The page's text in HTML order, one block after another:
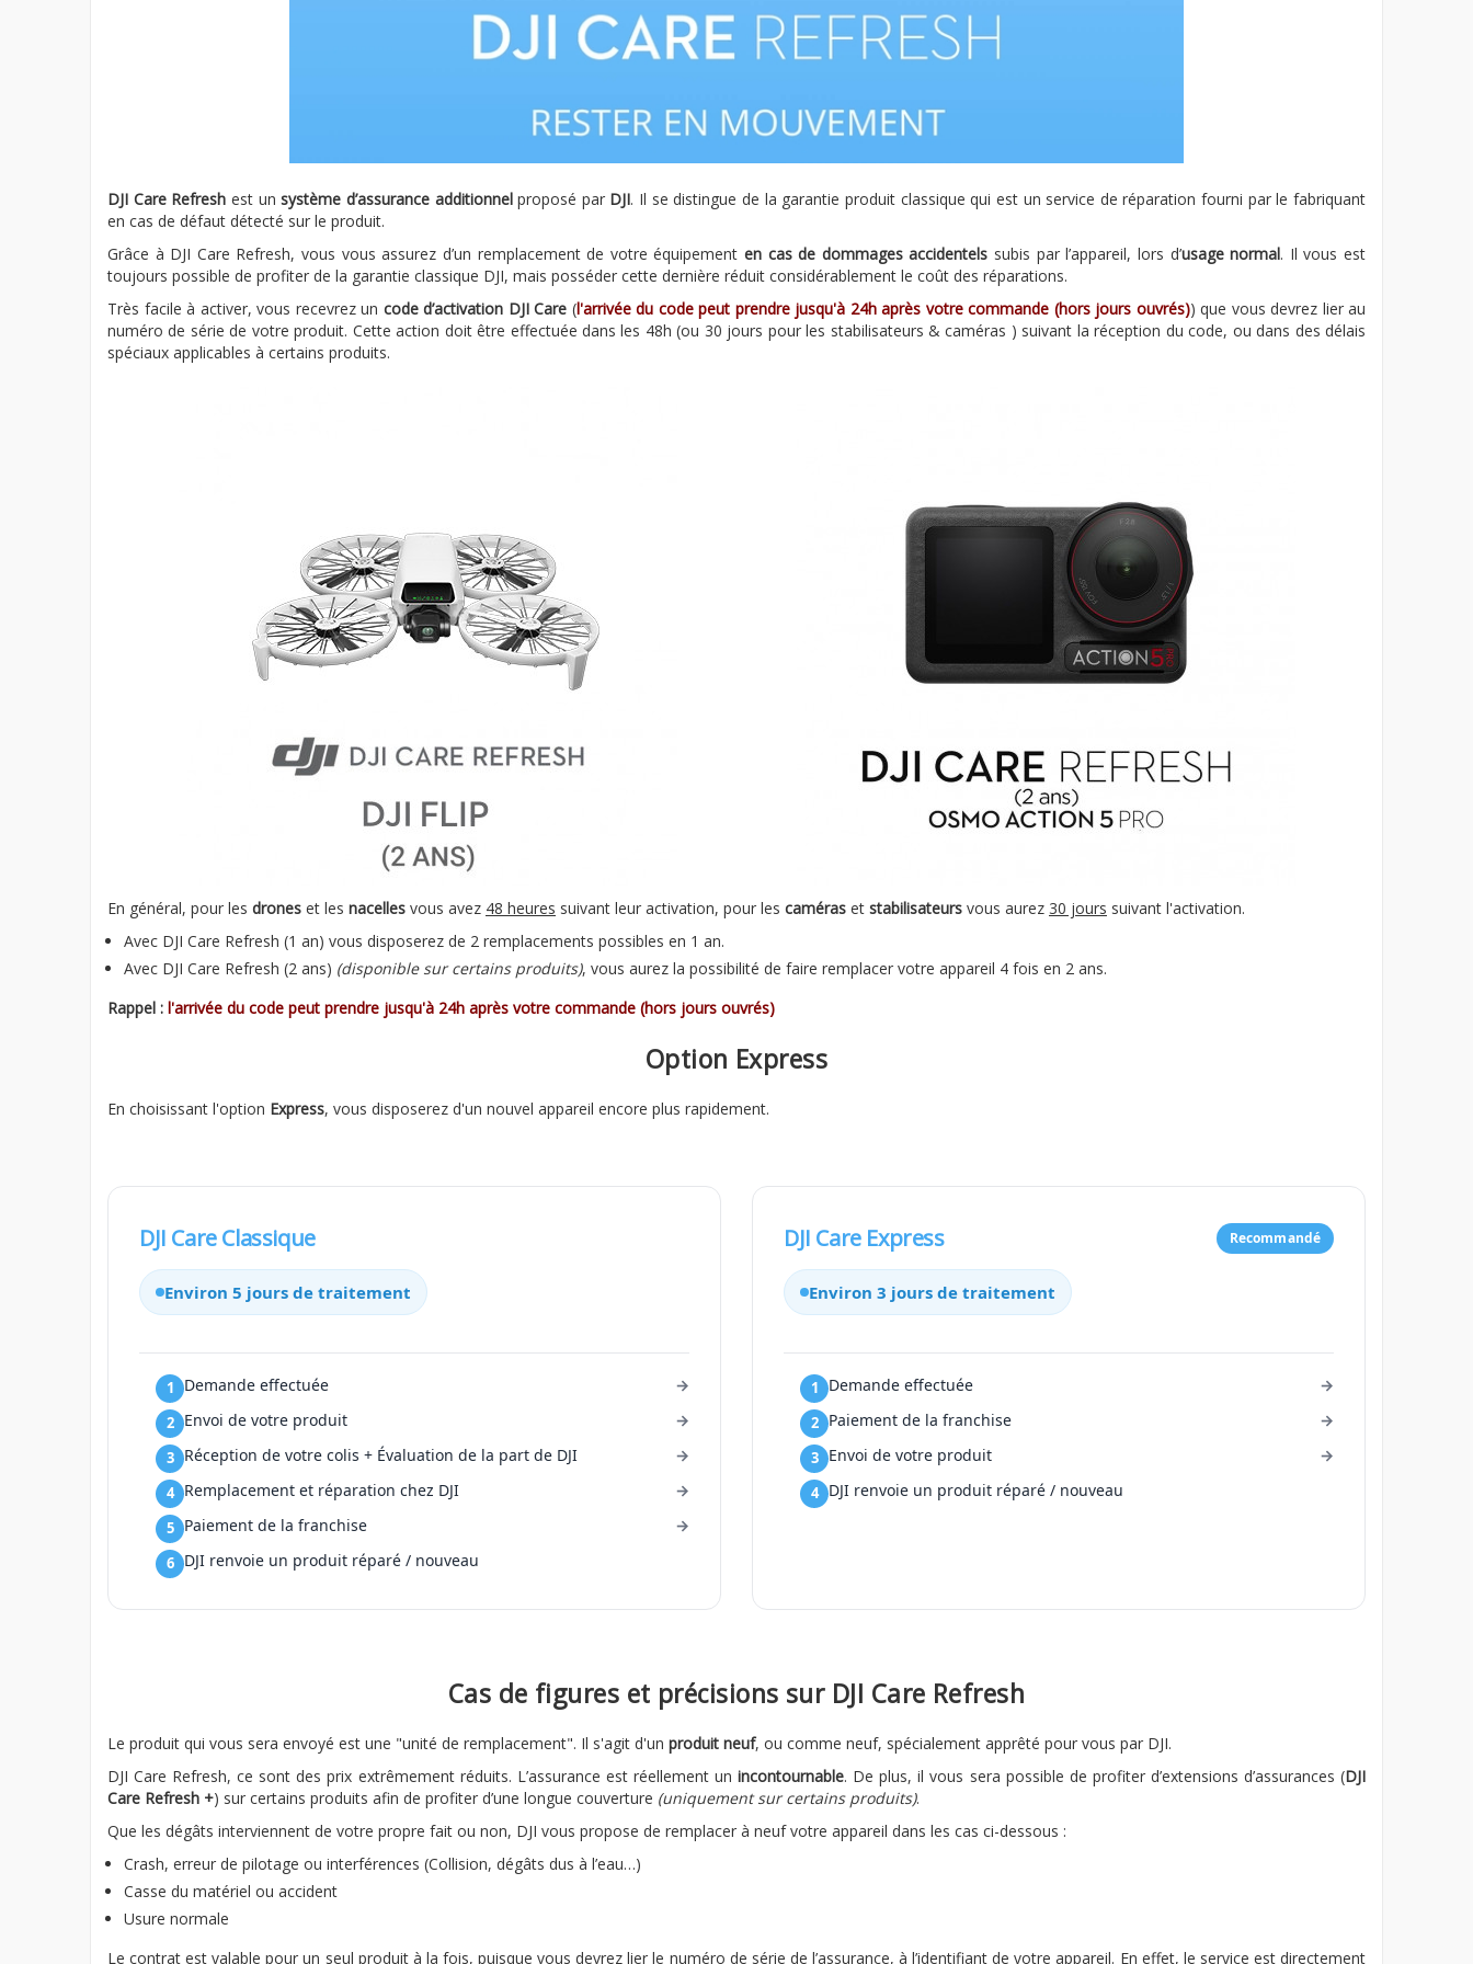
DJI Care Refresh est unsystème d’assurance additionnelproposé par DJI. Il se distingue de la garantie produit classique qui est un service de réparation fourni par le fabriquant
en cas de défaut détecté sur le produit.
Grâce à DJI Care Refresh, vous vous assurez d’un remplacement de votre équipement en cas de dommages accidentels subis par l’appareil, lors d’usage normal. Il vous est
toujours possible de profiter de la garantie classique DJI, mais posséder cette dernière réduit considérablement le coût des réparations.
Très facile à activer, vous recevrez un code d’activation DJI Care (l'arrivée du code peut prendre jusqu'à 24h après votre commande (hors jours ouvrés)) que vous devrez lier au
numéro de série de votre produit. Cette action doit être effectuée dans les 48h (ou 30 jours pour les stabilisateurs & caméras ) suivant la réception du code, ou dans des délais
spéciaux applicables à certains produits.
En général, pour les drones et les nacelles vous avez 48 heures suivant leur activation, pour les caméras et stabilisateurs vous aurez 30 jours suivant l'activation.
Avec DJI Care Refresh (1 an) vous disposerez de 2 remplacements possibles en 1 an.
Avec DJI Care Refresh (2 ans) (disponible sur certains produits), vous aurez la possibilité de faire remplacer votre appareil 4 fois en 2 ans.
Rappel : l'arrivée du code peut prendre jusqu'à 24h après votre commande (hors jours ouvrés)
Option Express
En choisissant l'option Express, vous disposerez d'un nouvel appareil encore plus rapidement.
DJI Care Classique
Environ 5 jours de traitement
Demande effectuée
Envoi de votre produit
Réception de votre colis + Évaluation de la part de DJI
Remplacement et réparation chez DJI
Paiement de la franchise
DJI renvoie un produit réparé / nouveau
DJI Care Express Recommandé
Environ 3 jours de traitement
Demande effectuée
Paiement de la franchise
Envoi de votre produit
DJI renvoie un produit réparé / nouveau
Cas de figures et précisions sur DJI Care Refresh
Le produit qui vous sera envoyé est une "unité de remplacement". Il s'agit d'un produit neuf, ou comme neuf, spécialement apprêté pour vous par DJI.
DJI Care Refresh, ce sont des prix extrêmement réduits. L’assurance est réellement unincontournable. De plus, il vous sera possible de profiter d’extensions d’assurances (DJI
Care Refresh +) sur certains produits afin de profiter d’une longue couverture (uniquement sur certains produits).
Que les dégâts interviennent de votre propre fait ou non, DJI vous propose de remplacer à neuf votre appareil dans les cas ci-dessous :
Crash, erreur de pilotage ou interférences (Collision, dégâts dus à l’eau…)
Casse du matériel ou accident
Usure normale
Le contrat est valable pour un seul produit à la fois, puisque vous devrez lier le numéro de série de l’assurance, à l’identifiant de votre appareil. En effet, le service est directement